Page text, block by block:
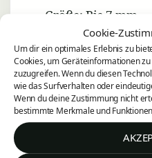
Cookie-
Um dir ein optimales Erlebnis zu
Cookies, um Geräteinformationen
zuzugreifen. Wenn du diesen
wie das Surfverhalten oder
Wenn du deine Zustimmung nicht
bestimmte Merkmale und
Größe: Bis 7 mm
Lateinischer
Familie:
Nahrung:
Erlen